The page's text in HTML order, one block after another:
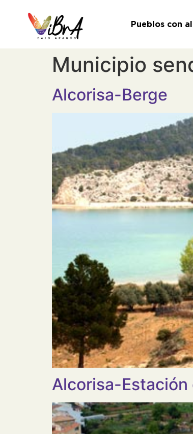
Pueblos con
Municipio
Alcorisa-Berge
Alcorisa-Estación